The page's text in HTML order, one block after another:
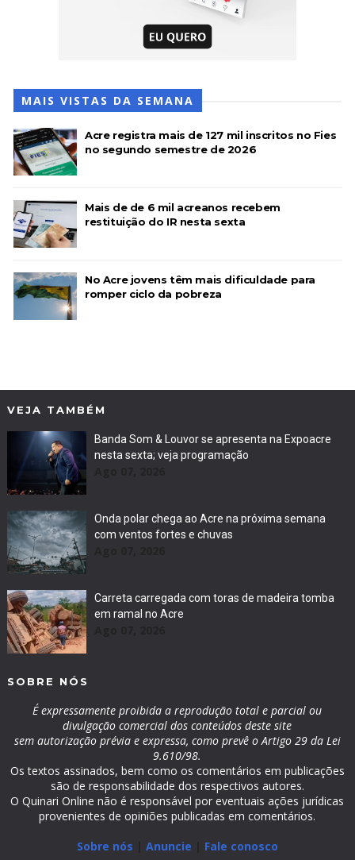
MAIS VISTAS DA SEMANA
Acre registra mais de 127 mil inscritos no Fies
no segundo semestre de 2026
Mais de de 6 mil acreanos recebem
restituição do IR nesta sexta
No Acre jovens têm mais dificuldade para
romper ciclo da pobreza
VEJA TAMBÉM
Banda Som & Louvor se apresenta na Expoacre
nesta sexta; veja programação
Onda polar chega ao Acre na próxima semana
com ventos fortes e chuvas
Carreta carregada com toras de madeira tomba
em ramal no Acre
SOBRE NÓS
É expressamente proibida a reprodução total e parcial ou
divulgação comercial dos conteúdos deste site
sem autorização prévia e expressa, como prevê o Artigo 29 da Lei
9.610/98.
Os textos assinados, bem como os comentários em publicações
são de responsabilidade dos respectivos autores.
O Quinari Online não é responsável por eventuais ações jurídicas
provenientes de opiniões publicadas em comentários.
Sobre nós
Anuncie Fale conosco